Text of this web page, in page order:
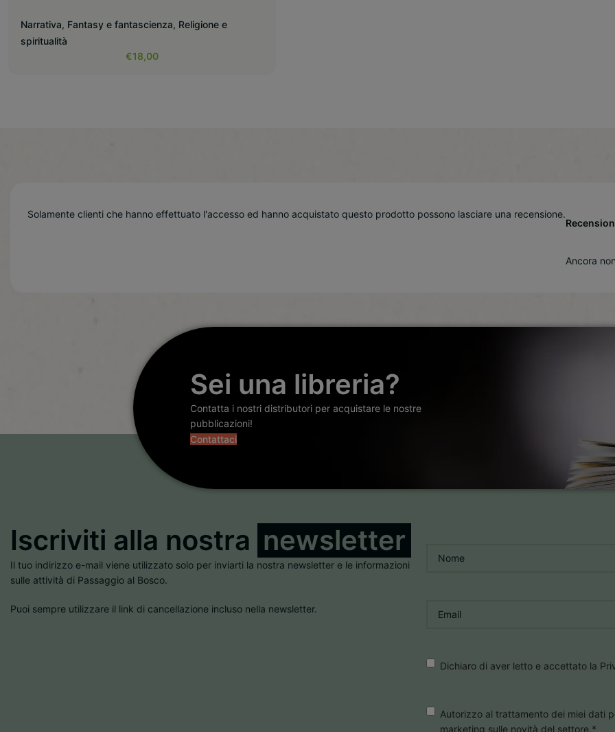
Narrativa, Fantasy e fantascienza, Religione e
spiritualità
€18,00
Ancora
Solamente clienti che hanno effettuato l'accesso ed hanno acquistato questo prodotto possono lasciare una recensione.
Sei una libreria?
Contatta i nostri distributori per acquistare le nostre
pubblicazioni!
Contattaci
Iscriviti alla nostra newsletter
Il tuo indirizzo e-mail viene utilizzato solo per inviarti la nostra newsletter e le informazioni
sulle attività di Passaggio al Bosco.
Puoi sempre utilizzare il link di cancellazione incluso nella newsletter.
Consenso*
Dichiaro di aver letto e accettato la
Consenso
Autorizzo al trattamento dei miei dati
marketing sulle novità del settore.*